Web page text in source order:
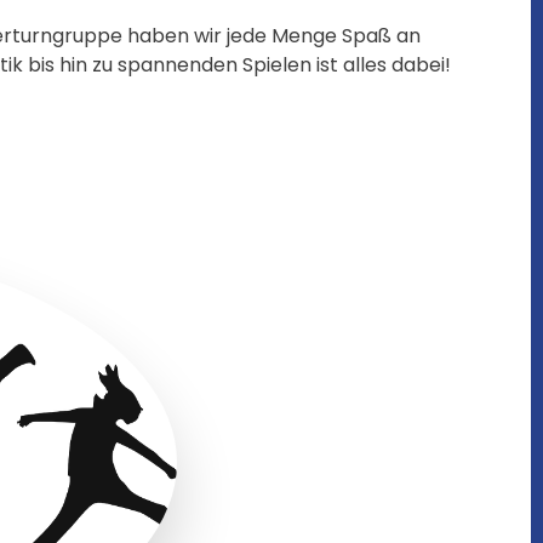
haben wir jede Menge Spaß an
bis hin zu spannenden Spielen ist alles dabei!